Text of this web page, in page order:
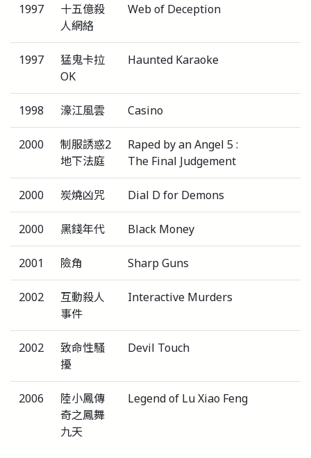
1997
十五億殺
人網絡
Web of Deception
1997
猛鬼卡拉
OK
Haunted Karaoke
1998 濠江風雲 Casino
2000
制服誘惑2
地下法庭
Raped by an Angel 5 :
The Final Judgement
2000 炭燒凶咒 Dial D for Demons
2000 黑錢年代 Black Money
2001 險角 Sharp Guns
2002
互動殺人
事件
Interactive Murders
2002
致命性騷
擾
Devil Touch
2006
陸小鳳傳
奇之鳳舞
九天
Legend of Lu Xiao Feng